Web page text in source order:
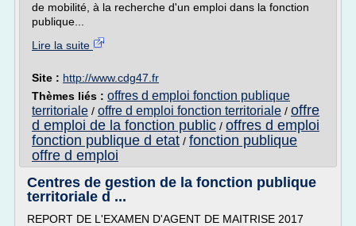
de mobilité, à la recherche d'un emploi dans la fonction
publique...
Lire la suite
Site : http://www.cdg47.fr
Thèmes liés : offres d emploi fonction publique
territoriale / offre d emploi fonction territoriale / offre
d emploi de la fonction public / offres d emploi
fonction publique d etat / fonction publique
offre d emploi
Centres de gestion de la fonction publique
territoriale d ...
REPORT DE L'EXAMEN D'AGENT DE MAITRISE 2017